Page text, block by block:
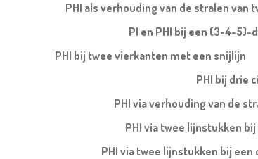
PHI als verhouding van de stralen van
PI en PHI bij een (3-4-5)-
PHI bij twee vierkanten met een snijlijn
PHI bij drie
PHI via verhouding van de
PHI via twee lijnstukken
PHI via twee lijnstukken bij een